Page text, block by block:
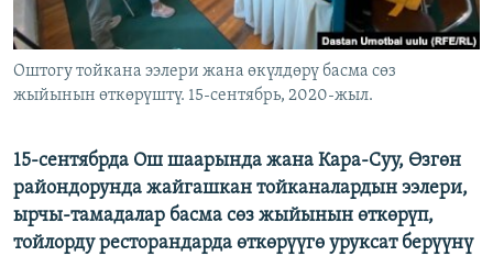
Оштогу тойкана ээлери жана өкүлдөрү басма сөз
жыйынын өткөрүштү. 15-сентябрь, 2020-жыл.
15-сентябрда Ош шаарында жана Кара-Суу, Өзгөн
райондорунда жайгашкан тойканалардын ээлери,
ырчы-тамадалар басма сөз жыйынын өткөрүп,
тойлорду ресторандарда өткөрүүгө уруксат берүүнү